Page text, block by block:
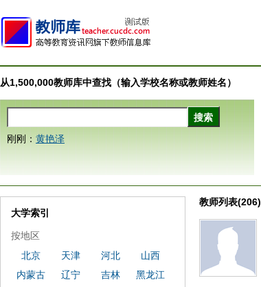
从1,500,000教师库中查找（输入学校名称或教师姓名）
刚刚： 黄艳泽
教师列表(206)
大学索引
按地区
北京
天津 河北
山西
内蒙古
辽宁 吉林
黑龙江